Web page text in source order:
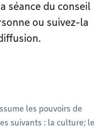
séance du conseil
ou suivez-la
les pouvoirs de
suivants : la culture; le